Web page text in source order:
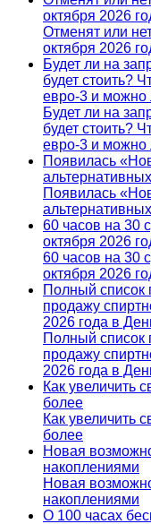
октября 2026
Отменят или
октября 2026
Будет ли на
будет стоить?
евро-3 и можно
Будет ли на
будет стоить?
евро-3 и можно
Появилась
Появилась
60 часов на 30
октября 2026
60 часов на 30
октября 2026
Полный список
продажу
2026 года в
Полный список
продажу
2026 года в
Как увеличить
более
Как увеличить
более
Новая
накоплениями
Новая
накоплениями
О 100 часах